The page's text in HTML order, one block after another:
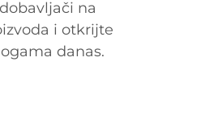
na
i otkrijte
danas.